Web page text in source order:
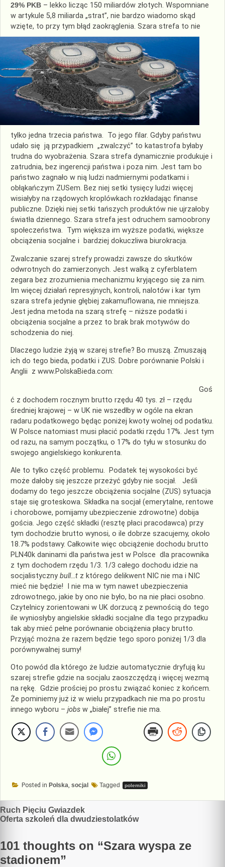
29% PKB – lekko licząc 150 miliardów złotych. Wspomniane
w artykule 5,8 miliarda „strat”, nie bardzo wiadomo skąd
wzięte, to przy tym błąd zaokrąglenia. Szara strefa to nie
tylko jedna trzecia państwa. To jego filar. Gdyby państwu
udało się ją przypadkiem „zwalczyć” to katastrofa byłaby
trudna do wyobrażenia. Szara strefa dynamicznie produkuje i
zatrudnia, bez ingerencji państwa i poza nim. Jest tam bo
państwo zagnało w nią ludzi nadmiernymi podatkami i
obłąkańczym ZUSem. Bez niej setki tysięcy ludzi więcej
wisiałyby na rządowych kroplówkach rozkładając finanse
publiczne. Dzięki niej setki tańszych produktów nie ujrzałoby
światła dziennego. Szara strefa jest odruchem samoobrony
społeczeństwa. Tym większa im wyższe podatki, większe
obciążenia socjalne i bardziej dokuczliwa biurokracja.
Zwalczanie szarej strefy prowadzi zawsze do skutków
odwrotnych do zamierzonych. Jest walką z cyferblatem
zegara bez zrozumienia mechanizmu kryjącego się za nim.
Im więcej działań represyjnych, kontroli, nalotów i kar tym
szara strefa jedynie głębiej zakamuflowana, nie mniejsza.
Jest jedna metoda na szarą strefę – niższe podatki i
obciążenia socjalne a przez to brak brak motywów do
schodzenia do niej.
Dlaczego ludzie żyją w szarej strefie? Bo muszą. Zmuszają
ich do tego bieda, podatki i ZUS. Dobre porównanie Polski i
Anglii z www.PolskaBieda.com:
Goś
ć z dochodem rocznym brutto rzędu 40 tys. zł – rzędu
średniej krajowej – w UK nie wszedłby w ogóle na ekran
radaru podatkowego będąc poniżej kwoty wolnej od podatku.
W Polsce natomiast musi płacić podatki rzędu 17%. Jest tym
od razu, na samym początku, o 17% do tyłu w stosunku do
swojego angielskiego konkurenta.
Ale to tylko część problemu. Podatek tej wysokości być
może dałoby się jeszcze przeżyć gdyby nie socjał. Jeśli
dodamy do tego jeszcze obciążenia socjalne (ZUS) sytuacja
staje się groteskowa. Składka na socjał (emerytalne, rentowe
i chorobowe, pomijamy ubezpieczenie zdrowotne) dobija
gościa. Jego część składki (resztę płaci pracodawca) przy
tym dochodzie brutto wynosi, o ile dobrze szacujemy, około
18.7% podstawy. Całkowite więc obciążenie dochodu brutto
PLN40k daninami dla państwa jest w Polsce dla pracownika
z tym dochodem rzędu 1/3. 1/3 całego dochodu idzie na
socjalistyczny bull…t z którego delikwent NIC nie ma i NIC
mieć nie będzie! I nie ma w tym nawet ubezpieczenia
zdrowotnego, jakie by ono nie było, bo na nie płaci osobno.
Czytelnicy zorientowani w UK dorzucą z pewnością do tego
ile wyniosłyby angielskie składki socjalne dla tego przypadku
tak aby mieć pełne porównanie obciążenia płacy brutto.
Przyjąć można że razem będzie tego sporo poniżej 1/3 dla
porównywalnej sumy!
Oto powód dla którego że ludzie automatycznie dryfują ku
szarej strefie gdzie na socjalu zaoszczędzą i więcej wezmą
na rękę. Gdzie prościej po prostu związać koniec z końcem.
Że pominiemy już iż w wielu przypadkach nie ma po prostu
innego wyboru – jobs w „białej” strefie nie ma.
Posted in Polska socjal Tagged polemiki
Nawigacja
wpisu
Ruch Pięciu Gwiazdek
Oferta szkoleń dla dwudziestolatków
101 thoughts on “Szara wyspa ze
stadionem”